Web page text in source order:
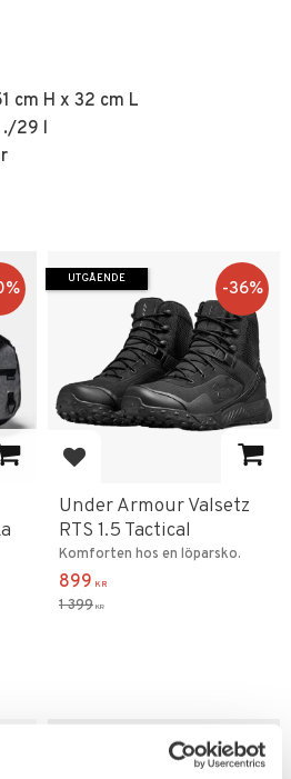
cm H x 32 cm L
./29 l
%
Lägg till i favoriter
Under Armour Valsetz
RTS 1.5 Tactical
Komforten hos en löparsko.
899 KR
1 399 KR
36%
UTGÅENDE